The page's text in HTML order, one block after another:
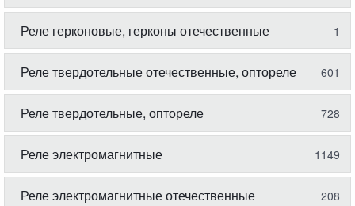
Реле герконовые, герконы отечественные 1
Реле твердотельные отечественные, оптореле 601
Реле твердотельные, оптореле 728
Реле электромагнитные 1149
Реле электромагнитные отечественные 208